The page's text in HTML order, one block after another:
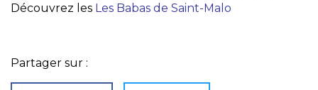
Découvrez les Les Babas de Saint-Malo
Partager sur :